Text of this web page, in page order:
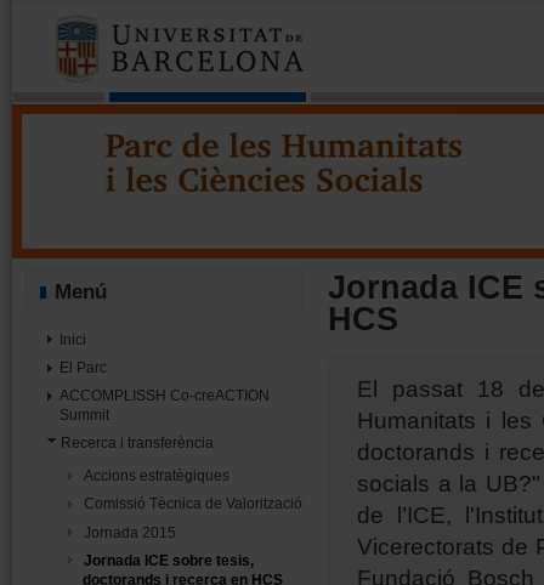
Parc de les Humanitats i les
Menú
Inici
El Parc
ACCOMPLISSH Co-creACTION
Summit
Recerca i transferència
Accions estratègiques
Comissió Tècnica de Valorització
Jornada 2015
Jornada ICE sobre tesis,
doctorands i recerca en HCS
Jornada ICE
HCS
El passat 18
Humanitats i
doctorands i
socials a la
de l’ICE,
Vicerectorats de
Fundació